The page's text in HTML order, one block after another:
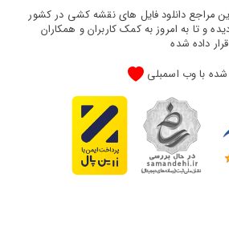
مراجع دانلود فایل های نقشه کشی در کشور
گردیده و تا به امروز به کمک کاربران و همکاران
داده شده
شده با وب اسمبلی